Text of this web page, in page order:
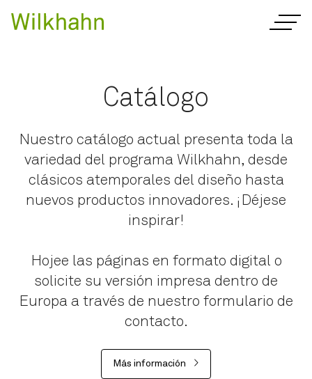
Catálogo
Nuestro catálogo actual presenta toda la
variedad del programa Wilkhahn, desde
clásicos atemporales del diseño hasta
nuevos productos innovadores. ¡Déjese
inspirar!
Hojee las páginas en formato digital o
solicite su versión impresa dentro de
Europa a través de nuestro formulario de
contacto.
Más información